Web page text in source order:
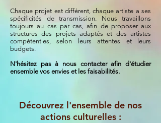
Chaque projet est différent, chaque artiste a ses
spécificités de transmission. Nous travaillons
toujours au cas par cas, afin de proposer aux
structures des projets adaptés et des artistes
compétent·es, selon leurs attentes et leurs
budgets.
N'hésitez pas à nous contacter afin d'étudier
ensemble vos envies et les faisabilités.
Découvrez l'ensemble de nos
actions culturelles :